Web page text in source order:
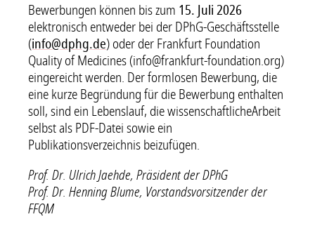
Bewerbungen können bis zum 15. Juli 2026
elektronisch entweder bei der DPhG-Geschäftsstelle
(info@dphg.de) oder der Frankfurt Foundation
Quality of Medicines (info@frankfurt-foundation.org)
eingereicht werden. Der formlosen Bewerbung, die
eine kurze Begründung für die Bewerbung enthalten
soll, sind ein Lebenslauf, die wissenschaftlicheArbeit
selbst als PDF-Datei sowie ein
Publikationsverzeichnis beizufügen.
Prof. Dr. Ulrich Jaehde, Präsident der DPhG
Prof. Dr. Henning Blume, Vorstandsvorsitzender der
FFQM